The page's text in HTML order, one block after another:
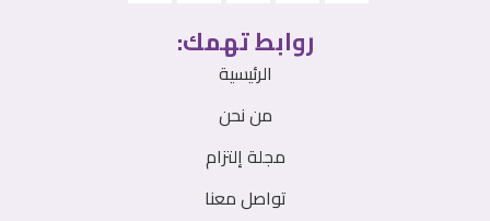
روابط تهمك:
الرئيسية
من نحن
مجلة إلتزام
تواصل معنا